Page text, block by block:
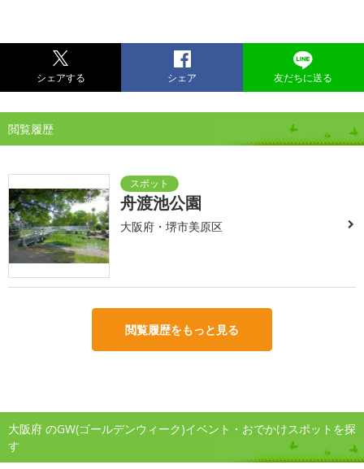
シェアする シェア 友だちに送る
閲覧履歴
舟渡池公園
大阪府・堺市美原区
閲覧履歴をもっと見る
大阪府 のGW(ゴールデンウィーク)イベント・おでかけスポットを探
す